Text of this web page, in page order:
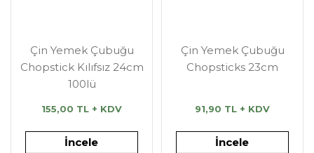
Çin Yemek Çubuğu
Chopstick Kılıfsız 24cm
100lü
155,00 TL + KDV
İncele
Çin Yemek Çubuğu
Chopsticks 23cm
91,90 TL + KDV
İncele